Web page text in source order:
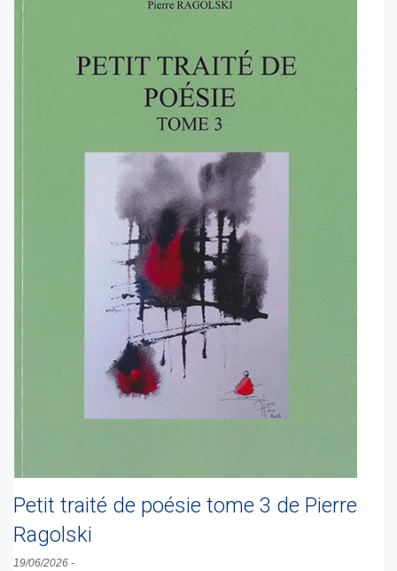
Petit traité de poésie tome 3 de Pierre
Ragolski
19/06/2026 -